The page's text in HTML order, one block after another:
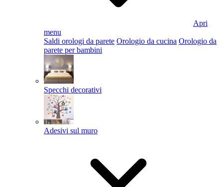
Apri
menu
Saldi orologi da parete Orologio da cucina Orologio da
parete per bambini
Specchi decorativi
Adesivi sul muro